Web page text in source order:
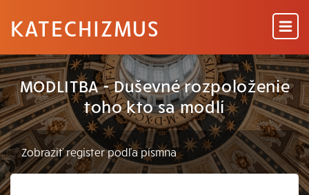
KATECHIZMUS
MODLITBA - Duševné rozpoloženie
toho kto sa modlí